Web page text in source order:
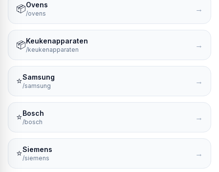
📦Ovens
/ovens →
📦Keukenapparaten
/keukenapparaten →
⭐Samsung
/samsung →
⭐Bosch
/bosch →
⭐Siemens
/siemens →